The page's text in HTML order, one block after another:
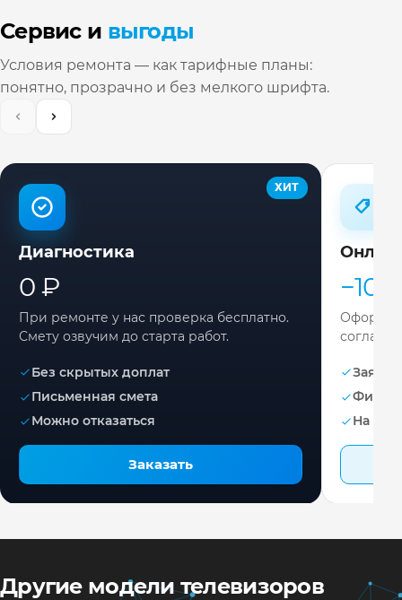
Сервис и выгоды
Условия ремонта — как тарифные планы:
понятно, прозрачно и без мелкого шрифта.
ХИТ
Диагностика
0 ₽
При ремонте у нас проверка бесплатно.
Смету озвучим до старта работ.
Без скрытых доплат
Письменная смета
Можно отказаться
Заказать
−10%
Заявка
На
Другие модели телевизоров